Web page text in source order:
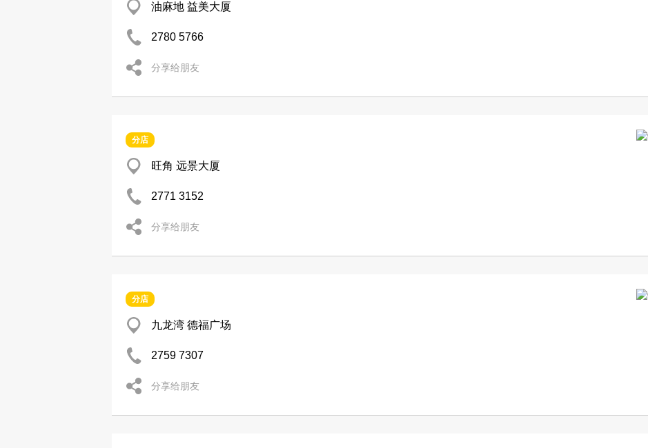
油麻地 益美大厦
2780 5766
分享给朋友
分店
旺角 远景大厦
2771 3152
分享给朋友
分店
九龙湾 德福广场
2759 7307
分享给朋友